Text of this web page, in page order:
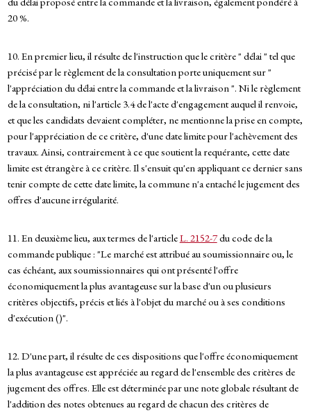
20 %.
10. En premier lieu, il résulte de l'instruction que le critère " délai " tel que
précisé par le règlement de la consultation porte uniquement sur "
l'appréciation du délai entre la commande et la livraison ". Ni le règlement
de la consultation, ni l'article 3.4 de l'acte d'engagement auquel il renvoie,
et que les candidats devaient compléter, ne mentionne la prise en compte,
pour l'appréciation de ce critère, d'une date limite pour l'achèvement des
travaux. Ainsi, contrairement à ce que soutient la requérante, cette date
limite est étrangère à ce critère. Il s'ensuit qu'en appliquant ce dernier sans
tenir compte de cette date limite, la commune n'a entaché le jugement des
offres d'aucune irrégularité.
11. En deuxième lieu, aux termes de l'articleL. 2152-7du code de la
commande publique : "Le marché est attribué au soumissionnaire ou, le
cas échéant, aux soumissionnaires qui ont présenté l'offre
économiquement la plus avantageuse sur la base d'un ou plusieurs
critères objectifs, précis et liés à l'objet du marché ou à ses conditions
d'exécution ()".
12. D'une part, il résulte de ces dispositions que l'offre économiquement
la plus avantageuse est appréciée au regard de l'ensemble des critères de
jugement des offres. Elle est déterminée par une note globale résultant de
l'addition des notes obtenues au regard de chacun des critères de